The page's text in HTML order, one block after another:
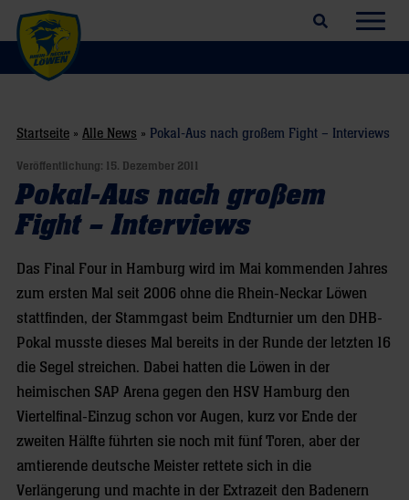
Suchfeld öffnen
Startseite » Alle News » Pokal-Aus nach großem Fight – Interviews
Veröffentlichung: 15. Dezember 2011
Pokal-Aus nach großem
Fight – Interviews
Das Final Four in Hamburg wird im Mai kommenden Jahres
zum ersten Mal seit 2006 ohne die Rhein-Neckar Löwen
stattfinden, der Stammgast beim Endturnier um den DHB-
Pokal musste dieses Mal bereits in der Runde der letzten 16
die Segel streichen. Dabei hatten die Löwen in der
heimischen SAP Arena gegen den HSV Hamburg den
Viertelfinal-Einzug schon vor Augen, kurz vor Ende der
zweiten Hälfte führten sie noch mit fünf Toren, aber der
amtierende deutsche Meister rettete sich in die
Verlängerung und machte in der Extrazeit den Badenern